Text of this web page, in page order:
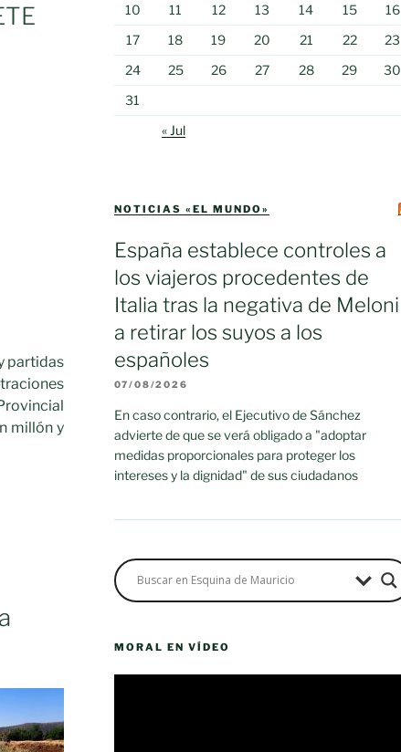
partidas
millón y
10
11 12 13 14 15
16
17
18 19 20 21 22
23
24
25 26 27 28 29
30
31
« Jul
NOTICIAS «EL MUNDO»
España establece controles a
los viajeros procedentes de
Italia tras la negativa de Meloni
a retirar los suyos a los
españoles
07/08/2026
En caso contrario, el Ejecutivo de Sánchez
advierte de que se verá obligado a "adoptar
medidas proporcionales para proteger los
intereses y la dignidad" de sus ciudadanos
MORAL EN VÍDEO